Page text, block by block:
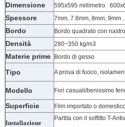
Dimensione 595x595 millimetro
Spessore 7mm, 7.8mm, 8mm,
Bordo Bordo quadrato con
Densità 280~350 kg/m3
Materie prime Bordo di gesso
Tipo A prova di fuoco,
Modello Fori casuali/benissimo
Superficie Film importato o
Installazione
Partita con il soffitto T-